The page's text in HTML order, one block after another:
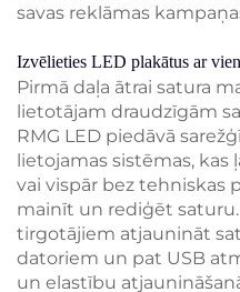
savas reklāmas
Izvēlieties LED plakātus ar
Pirmā daļa ātrai satura
lietotājam draudzīgām
RMG LED piedāvā
lietojamas sistēmas,
vai vispār bez tehniskas
mainīt un rediģēt saturu.
tirgotājiem atjaunināt
datoriem un pat USB
un elastību